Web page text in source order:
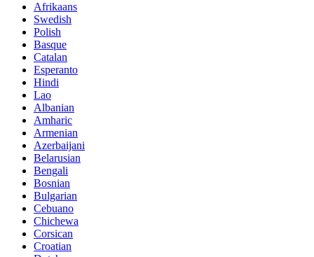
Afrikaans
Swedish
Polish
Basque
Catalan
Esperanto
Hindi
Lao
Albanian
Amharic
Armenian
Azerbaijani
Belarusian
Bengali
Bosnian
Bulgarian
Cebuano
Chichewa
Corsican
Croatian